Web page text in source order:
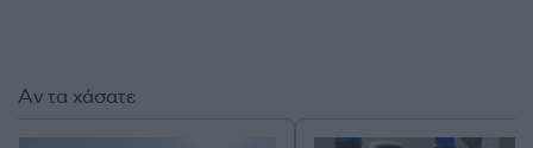
Αν τα χάσατε